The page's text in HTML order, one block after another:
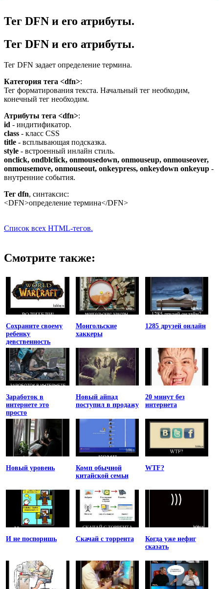
Тег DFN и его атрибуты.
Тег DFN и его атрибуты.
Тег DFN задает определение термина.
Категория тега <dfn>:
Тег форматирования текста. Начальный тег необходим,
конечный тег необходим.
Атрибуты тега <dfn>:
id - индитификатор.
class - класс CSS
title - всплывающая подсказка.
style - встроенный инлайн стиль.
onclick, ondblclick, onmousedown, onmouseup, onmouseover,
onmousemove, onmouseout, onkeypress, onkeydown onkeyup -
внутренние события.
Тег dfn, синтаксис:
<DFN>определение термина</DFN>
Список всех HTML-тегов.
Смотрите также:
Сохраните своему
ребенку
девственность
Монгольские
хаккеры
1285 друзей онлайн
Заработок в
интернете это
просто
Новый айпад
поступил в продажу
20 минут без
интернета
Новый уровень
Комп обычной
китайской семьи
WTF?
И не поспоришь Скачай с торрента
Когда уже нефиг
сказать